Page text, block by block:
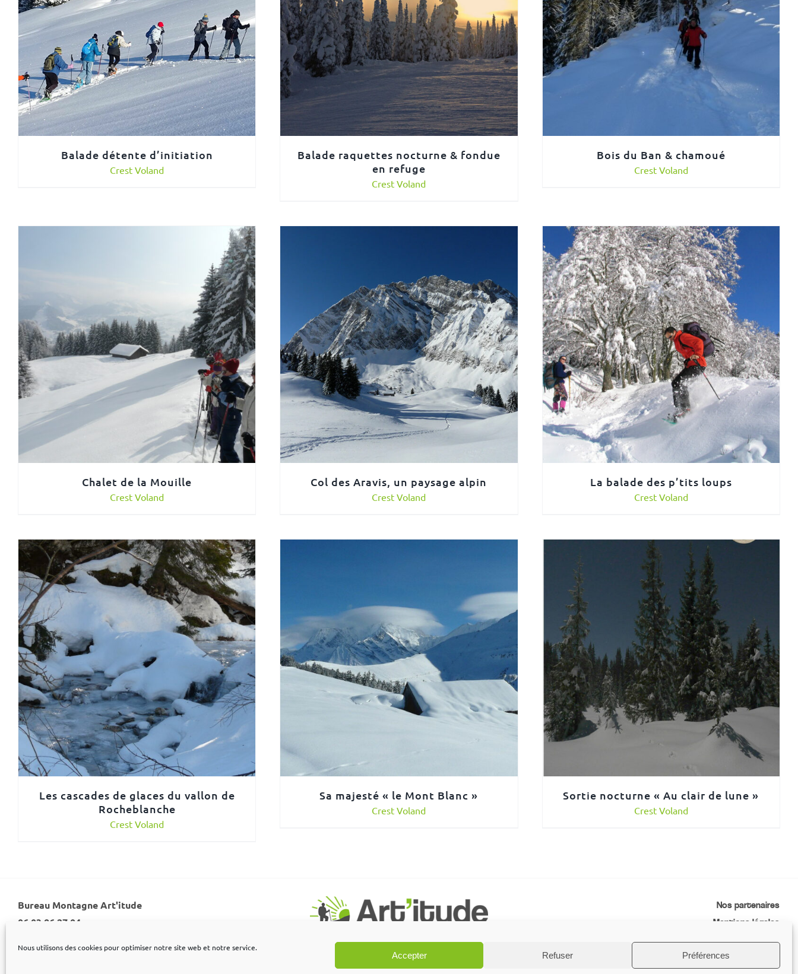
Nous utilisons des cookies pour optimiser notre site web et notre service.
Accepter Refuser Préférences
Balade détente d’initiation
Crest Voland
Balade raquettes nocturne & fondue
en refuge
Crest Voland
Bois du Ban & chamoué
Crest Voland
Chalet de la Mouille
Crest Voland
Col des Aravis, un paysage alpin
Crest Voland
La balade des p’tits loups
Crest Voland
Les cascades de glaces du vallon de
Rocheblanche
Crest Voland
Sa majesté « le Mont Blanc »
Crest Voland
Sortie nocturne « Au clair de lune »
Crest Voland
Bureau Montagne Art'itude
06 03 86 27 04
Nos partenaires
Mentions légales
Conditions générales de vente
Contactez-nous